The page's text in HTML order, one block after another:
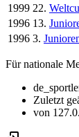
1999 22.
1996 13.
1996 3.
Für nationale
Zuletzt
von